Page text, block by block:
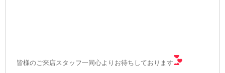
皆様のご来店スタッフ一同心よりお待ちしております